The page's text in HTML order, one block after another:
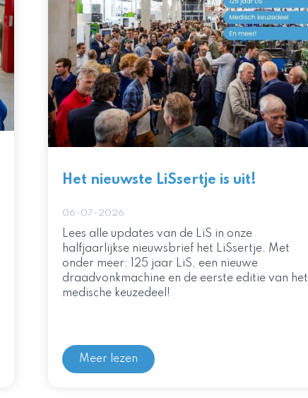
Het nieuwste LiSsertje is uit!
06-07-2026
Lees alle updates van de LiS in onze
halfjaarlijkse nieuwsbrief het LiSsertje. Met
onder meer: 125 jaar LiS, een nieuwe
draadvonkmachine en de eerste editie van het
medische keuzedeel!
Meer lezen